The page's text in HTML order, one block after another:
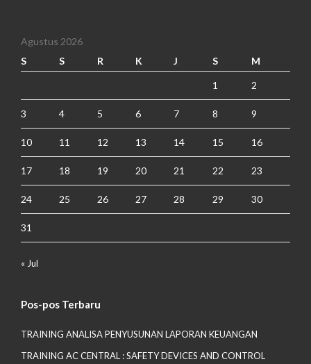
Agustus 2026
S
S R K J S M
1 2
3 4 5 6 7 8 9
10 11 12 13 14 15 16
17 18 19 20 21 22 23
24 25 26 27 28 29 30
31
« Jul
Pos-pos Terbaru
TRAINING ANALISA PENYUSUNAN LAPORAN KEUANGAN
TRAINING AC CENTRAL : SAFETY DEVICES AND CONTROL